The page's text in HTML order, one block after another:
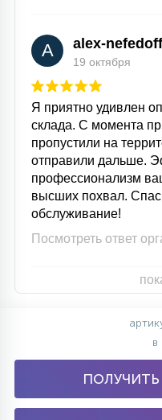
A alex-
19 октября
Я приятно удивлен
склада. С момента
пропустили на
отправили дальше.
профессионализм
высших похвал.
обслуживание!
Посмотреть ответ
в